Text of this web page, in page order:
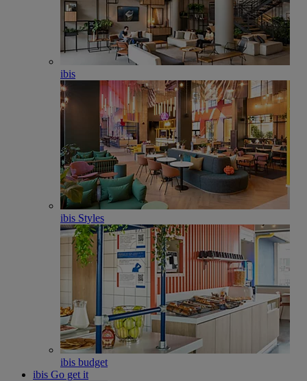
ibis
ibis Styles
ibis budget
ibis Go get it